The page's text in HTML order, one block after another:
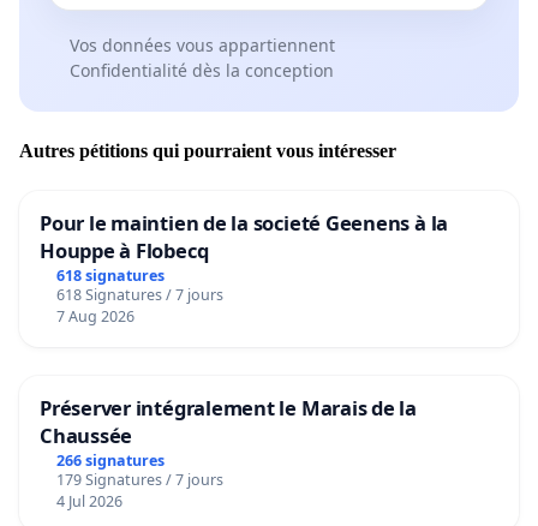
Vos données vous appartiennent
Confidentialité dès la conception
Autres pétitions qui pourraient vous intéresser
Pour le maintien de la societé Geenens à la
Houppe à Flobecq
618 signatures
618 Signatures / 7 jours
7 Aug 2026
Préserver intégralement le Marais de la
Chaussée
266 signatures
179 Signatures / 7 jours
4 Jul 2026